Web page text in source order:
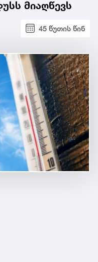
მიაღწევს
45 წუთის წინ